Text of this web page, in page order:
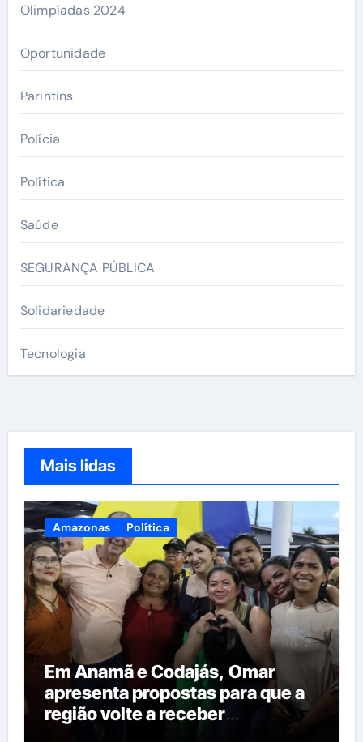
Olimpíadas 2024
Oportunidade
Parintins
Polícia
Política
Saúde
SEGURANÇA PÚBLICA
Solidariedade
Tecnologia
Mais lidas
Amazonas Política
Em Anamã e Codajás, Omar
apresenta propostas para que a
região volte a receber